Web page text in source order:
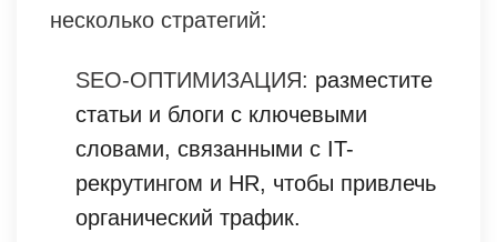
несколько стратегий:
SEO-ОПТИМИЗАЦИЯ: разместите
статьи и блоги с ключевыми
словами, связанными с IT-
рекрутингом и HR, чтобы привлечь
органический трафик.